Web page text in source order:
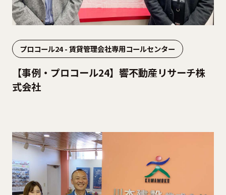
プロコール24 - 賃貸管理会社専用コールセンター
【事例・プロコール24】響不動産リサーチ株
式会社